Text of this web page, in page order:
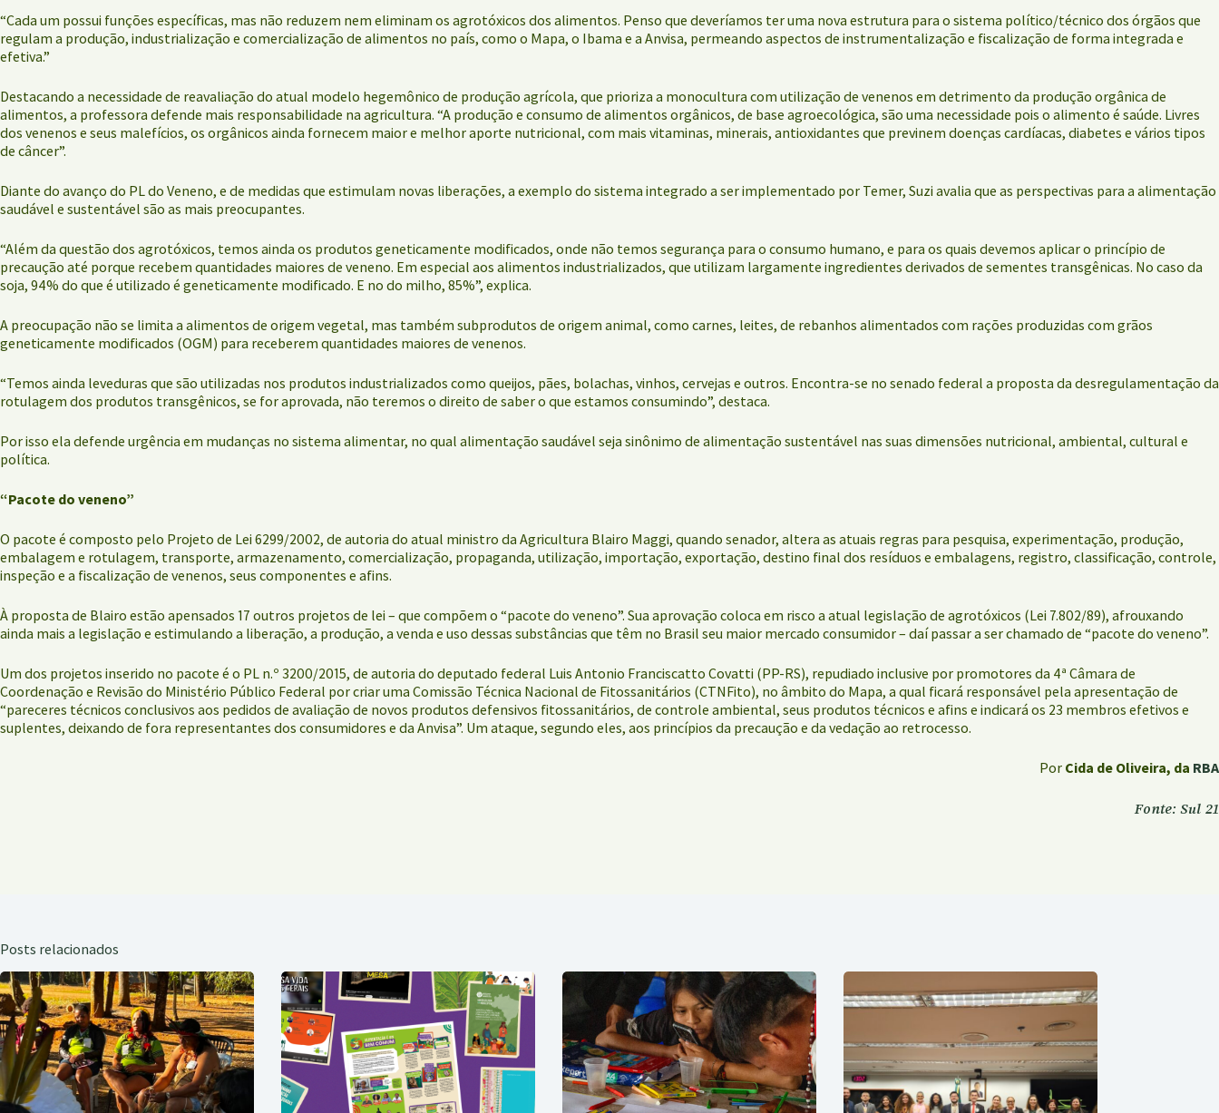
“Cada um possui funções específicas, mas não reduzem nem eliminam os agrotóxicos dos alimentos. Penso que deveríamos ter uma nova estrutura para o sistema político/técnico dos órgãos que
regulam a produção, industrialização e comercialização de alimentos no país, como o Mapa, o Ibama e a Anvisa, permeando aspectos de instrumentalização e fiscalização de forma integrada e
efetiva.”
Destacando a necessidade de reavaliação do atual modelo hegemônico de produção agrícola, que prioriza a monocultura com utilização de venenos em detrimento da produção orgânica de
alimentos, a professora defende mais responsabilidade na agricultura. “A produção e consumo de alimentos orgânicos, de base agroecológica, são uma necessidade pois o alimento é saúde. Livres
dos venenos e seus malefícios, os orgânicos ainda fornecem maior e melhor aporte nutricional, com mais vitaminas, minerais, antioxidantes que previnem doenças cardíacas, diabetes e vários tipos
de câncer”.
Diante do avanço do PL do Veneno, e de medidas que estimulam novas liberações, a exemplo do sistema integrado a ser implementado por Temer, Suzi avalia que as perspectivas para a alimentação
saudável e sustentável são as mais preocupantes.
“Além da questão dos agrotóxicos, temos ainda os produtos geneticamente modificados, onde não temos segurança para o consumo humano, e para os quais devemos aplicar o princípio de
precaução até porque recebem quantidades maiores de veneno. Em especial aos alimentos industrializados, que utilizam largamente ingredientes derivados de sementes transgênicas. No caso da
soja, 94% do que é utilizado é geneticamente modificado. E no do milho, 85%”, explica.
A preocupação não se limita a alimentos de origem vegetal, mas também subprodutos de origem animal, como carnes, leites, de rebanhos alimentados com rações produzidas com grãos
geneticamente modificados (OGM) para receberem quantidades maiores de venenos.
“Temos ainda leveduras que são utilizadas nos produtos industrializados como queijos, pães, bolachas, vinhos, cervejas e outros. Encontra-se no senado federal a proposta da desregulamentação da
rotulagem dos produtos transgênicos, se for aprovada, não teremos o direito de saber o que estamos consumindo”, destaca.
Por isso ela defende urgência em mudanças no sistema alimentar, no qual alimentação saudável seja sinônimo de alimentação sustentável nas suas dimensões nutricional, ambiental, cultural e
política.
“Pacote do veneno”
O pacote é composto pelo Projeto de Lei 6299/2002, de autoria do atual ministro da Agricultura Blairo Maggi, quando senador, altera as atuais regras para pesquisa, experimentação, produção,
embalagem e rotulagem, transporte, armazenamento, comercialização, propaganda, utilização, importação, exportação, destino final dos resíduos e embalagens, registro, classificação, controle,
inspeção e a fiscalização de venenos, seus componentes e afins.
À proposta de Blairo estão apensados 17 outros projetos de lei – que compõem o “pacote do veneno”. Sua aprovação coloca em risco a atual legislação de agrotóxicos (Lei 7.802/89), afrouxando
ainda mais a legislação e estimulando a liberação, a produção, a venda e uso dessas substâncias que têm no Brasil seu maior mercado consumidor – daí passar a ser chamado de “pacote do veneno”.
Um dos projetos inserido no pacote é o PL n.º 3200/2015, de autoria do deputado federal Luis Antonio Franciscatto Covatti (PP-RS), repudiado inclusive por promotores da 4ª Câmara de
Coordenação e Revisão do Ministério Público Federal por criar uma Comissão Técnica Nacional de Fitossanitários (CTNFito), no âmbito do Mapa, a qual ficará responsável pela apresentação de
“pareceres técnicos conclusivos aos pedidos de avaliação de novos produtos defensivos fitossanitários, de controle ambiental, seus produtos técnicos e afins e indicará os 23 membros efetivos e
suplentes, deixando de fora representantes dos consumidores e da Anvisa”. Um ataque, segundo eles, aos princípios da precaução e da vedação ao retrocesso.
Por Cida de Oliveira, da RBA
Fonte: Sul 21
Posts relacionados